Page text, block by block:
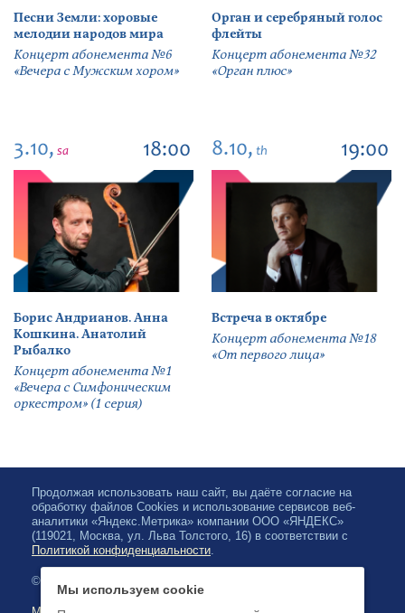
Песни Земли: хоровые
мелодии народов мира
Концерт абонемента №6
«Вечера с Мужским хором»
Орган и серебряный голос
флейты
Концерт абонемента №32
«Орган плюс»
3.10, sa 18:00
Борис Андрианов. Анна
Кошкина. Анатолий
Рыбалко
Концерт абонемента №1
«Вечера с Симфоническим
оркестром» (1 серия)
8.10, th 19:00
Встреча в октябре
Концерт абонемента №18
«От первого лица»
Продолжая использовать наш сайт, вы даёте согласие на
обработку файлов Cookies и использование сервисов веб-
аналитики «Яндекс.Метрика» компании ООО «ЯНДЕКС»
(119021, Москва, ул. Льва Толстого, 16) в соответствии с
Политикой конфиденциальности.
© 2026, Karelian State Philharmonic
Мы используем cookie